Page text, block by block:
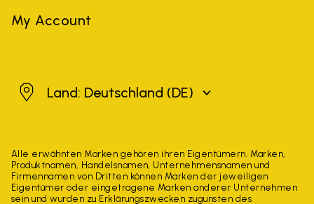
My Account
Deutschland
Land: Deutschland (DE)
Alle erwähnten Marken gehören ihren Eigentümern. Marken,
Produktnamen, Handelsnamen, Unternehmensnamen und
Firmennamen von Dritten können Marken der jeweiligen
Eigentümer oder eingetragene Marken anderer Unternehmen
sein und wurden zu Erklärungszwecken zugunsten des